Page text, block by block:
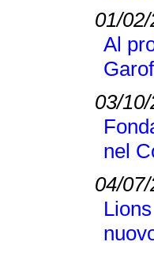
01/
Al
03/
nel
04/